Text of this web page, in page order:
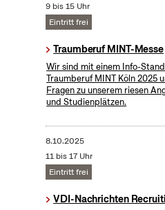
9 bis 15 Uhr
Eintritt frei
Traumberuf MINT-Messe
Wir sind mit einem Info-
Traumberuf MINT Köln 2025
Fragen zu unserem riesen
und Studienplätzen.
8.10.2025
11 bis 17 Uhr
Eintritt frei
VDI-Nachrichten